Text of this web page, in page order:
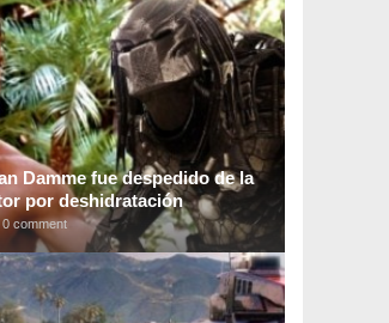
final iba a ser muy dura pero
Pudimos ganar un set pero después
Damme fue despedido de la
por deshidratación
0 comment
Bill Duke, respalda las
Jean-Claude Van Damme fue
debido a la frecuente ...